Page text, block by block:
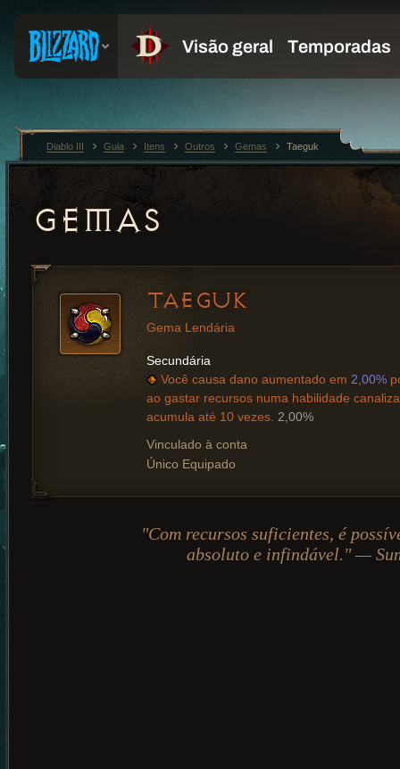
GEMAS
TAEGUK
Gema Lendária
Secundária
Você causa dano aumentado em 2,00%
ao gastar recursos numa habilidade
acumula até 10 vezes. 2,00%
Vinculado à conta
Único Equipado
"Com recursos suficientes, é
absoluto e infindável." —
Diablo III Guia Itens Outros Gemas Taeguk